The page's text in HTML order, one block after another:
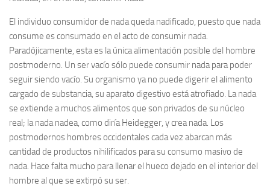
El individuo consumidor de nada queda nadificado, puesto que nada
consume es consumado en el acto de consumir nada.
Paradójicamente, esta es la única alimentación posible del hombre
postmoderno. Un ser vacío sólo puede consumir nada para poder
seguir siendo vacío. Su organismo ya no puede digerir el alimento
cargado de substancia, su aparato digestivo está atrofiado. La nada
se extiende a muchos alimentos que son privados de su núcleo
real; la nada nadea, como diría Heidegger, y crea nada. Los
postmodernos hombres occidentales cada vez abarcan más
cantidad de productos nihilificados para su consumo masivo de
nada. Hace falta mucho para llenar el hueco dejado en el interior del
hombre al que se extirpó su ser.